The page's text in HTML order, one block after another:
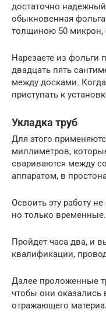
достаточно надежный
обыкновенная
толщиною 50 микрон,
Нарезаете из
двадцать пять
между досками.
приступать к
Укладка труб
Для этого
миллиметров,
свариваются между
аппаратом, в
Освоить эту работу
но только временные.
Пройдет часа два, и
квалификации,
Далее проложенные
чтобы они оказались
отражающего